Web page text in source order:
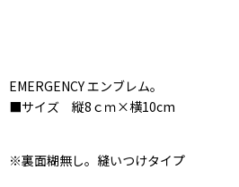
EMERGENCY エンブレム。
■サイズ 縦8ｃｍ×横10cm
※裏面糊無し。縫いつけタイプ